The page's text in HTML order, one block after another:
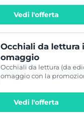
Vedi l'offerta
Occhiali da lettura
omaggio
Occhiali da lettura (da
omaggio con la
Vedi l'offerta